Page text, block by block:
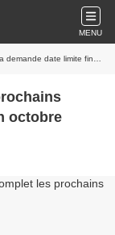
MENU
date limite fin octobre
octobre